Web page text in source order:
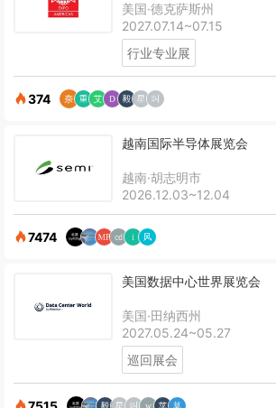
美国·德克萨斯州
2027.07.14~07.15
行业专业展
374
越南国际半导体展览会
越南·胡志明市
2026.12.03~12.04
7474
美国数据中心世界展览会
美国·田纳西州
2027.05.24~05.27
巡回展会